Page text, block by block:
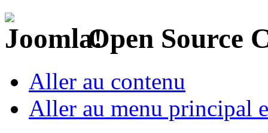
Open Source
Aller au contenu
Aller au menu principal